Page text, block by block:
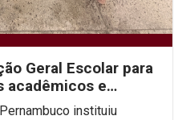
Geral Escolar para
acadêmicos e
instituiu